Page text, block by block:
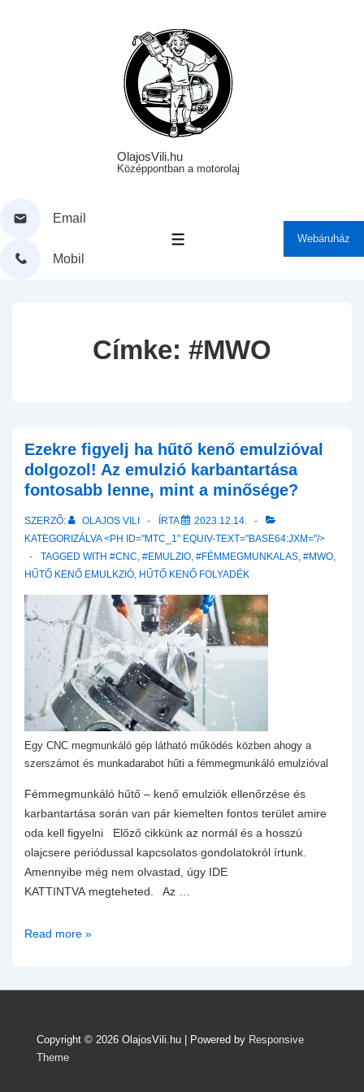
OlajosVili.hu
Középpontban a motorolaj
Email
Mobil
MENÜ Webáruház
Címke: #MWO
Ezekre figyelj ha hűtő kenő emulzióval
dolgozol! Az emulzió karbantartása
fontosabb lenne, mint a minősége?
SZERZŐ: OLAJOS VILI ÍRTA
2023.12.14.
KATEGORIZÁLVA <PH ID="MTC_1" EQUIV-TEXT="BASE64:JXM="/>
TAGGED WITH #CNC, #EMULZIO, #FÉMMEGMUNKALAS, #MWO,
HŰTŐ KENŐ EMULKZIÓ, HŰTŐ KENŐ FOLYADÉK
Egy CNC megmunkáló gép látható működés közben ahogy a
szerszámot és munkadarabot hűti a fémmegmunkáló emulzióval
Fémmegmunkáló hűtő – kenő emulziók ellenőrzése és
karbantartása során van pár kiemelten fontos terület amire
oda kell figyelni Előző cikkünk az normál és a hosszú
olajcsere periódussal kapcsolatos gondolatokról írtunk.
Amennyibe még nem olvastad, úgy IDE
KATTINTVA megteheted. Az …
Ezekre
hűtő
dolgozol!
Read more »
Copyright © 2026 OlajosVili.hu | Powered by Responsive
Theme